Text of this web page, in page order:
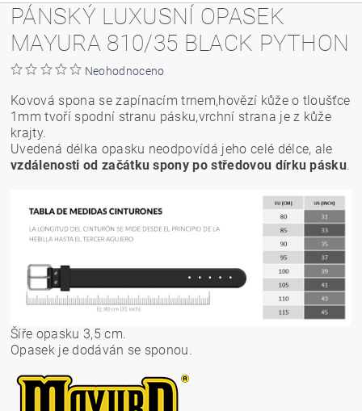
PÁNSKÝ LUXUSNÍ OPASEK
MAYURA 810/35 BLACK PYTHON
Neohodnoceno
Kovová spona se zapínacím trnem,hovězí kůže o tloušťce
1mm tvoří spodní stranu pásku,vrchní strana je z kůže
krajty.
Uvedená délka opasku neodpovídá jeho celé délce, ale
vzdálenosti od začátku spony po středovou dírku pásku.
Šíře opasku 3,5 cm.
Opasek je dodáván se sponou.